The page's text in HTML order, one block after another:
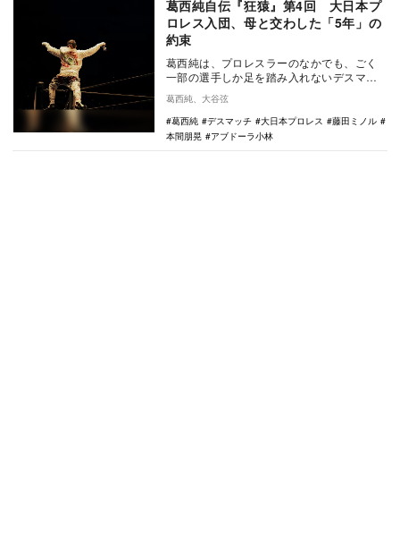
葛西純自伝『狂猿』第4回 大日本プ
ロレス入団、母と交わした「5年」の
約束
葛西純は、プロレスラーのなかでも、ごく
一部の選手しか足を踏み入れないデスマッ
チの世界で「カリスマ」と呼ばれている選
手だ。20年以…
葛西純、大谷弦
葛西純
デスマッチ 大日本プロレス
藤田ミノル
本間朋晃
アブドーラ小林